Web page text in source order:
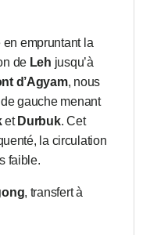
empruntant la
de Leh jusqu’à
d’Agyam, nous
gauche menant
et Durbuk. Cet
la circulation
faible.
, transfert à